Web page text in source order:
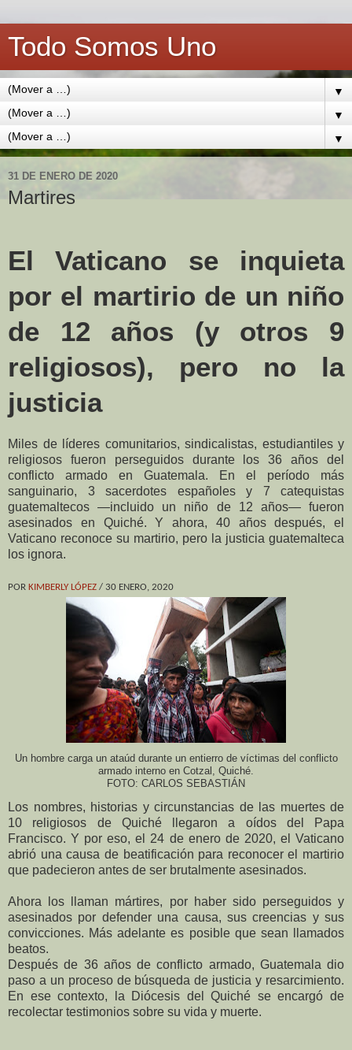
Todo Somos Uno
▼
▼
▼
31 DE ENERO DE 2020
Martires
El Vaticano se inquieta
por el martirio de un niño
de 12 años (y otros 9
religiosos), pero no la
justicia
Miles de líderes comunitarios, sindicalistas, estudiantiles y
religiosos fueron perseguidos durante los 36 años del
conflicto armado en Guatemala. En el período más
sanguinario, 3 sacerdotes españoles y 7 catequistas
guatemaltecos —incluido un niño de 12 años— fueron
asesinados en Quiché. Y ahora, 40 años después, el
Vaticano reconoce su martirio, pero la justicia guatemalteca
los ignora.
POR KIMBERLY LÓPEZ / 30 ENERO, 2020
Un hombre carga un ataúd durante un entierro de víctimas del conflicto
armado interno en Cotzal, Quiché.
FOTO: CARLOS SEBASTIÁN
Los nombres, historias y circunstancias de las muertes de
10 religiosos de Quiché llegaron a oídos del Papa
Francisco. Y por eso, el 24 de enero de 2020, el Vaticano
abrió una causa de beatificación para reconocer el martirio
que padecieron antes de ser brutalmente asesinados.
Ahora los llaman mártires, por haber sido perseguidos y
asesinados por defender una causa, sus creencias y sus
convicciones. Más adelante es posible que sean llamados
beatos.
Después de 36 años de conflicto armado, Guatemala dio
paso a un proceso de búsqueda de justicia y resarcimiento.
En ese contexto, la Diócesis del Quiché se encargó de
recolectar testimonios sobre su vida y muerte.